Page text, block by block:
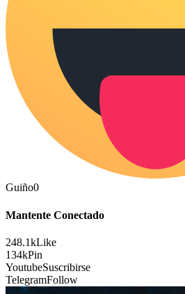
Guiño0
Mantente Conectado
248.1kLike
134kPin
YoutubeSuscribirse
TelegramFollow